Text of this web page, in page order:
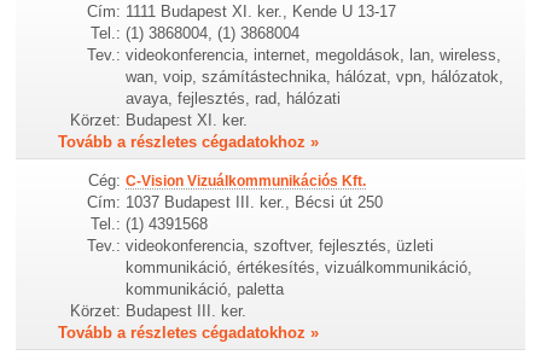
Cím: 1111 Budapest XI. ker., Kende U 13-17
Tel.: (1) 3868004, (1) 3868004
Tev.: videokonferencia, internet, megoldások, lan, wireless,
wan, voip, számítástechnika, hálózat, vpn, hálózatok,
avaya, fejlesztés, rad, hálózati
Körzet: Budapest XI. ker.
Tovább a részletes cégadatokhoz »
Cég: C-Vision Vizuálkommunikációs Kft.
Cím: 1037 Budapest III. ker., Bécsi út 250
Tel.: (1) 4391568
Tev.: videokonferencia, szoftver, fejlesztés, üzleti
kommunikáció, értékesítés, vizuálkommunikáció,
kommunikáció, paletta
Körzet: Budapest III. ker.
Tovább a részletes cégadatokhoz »